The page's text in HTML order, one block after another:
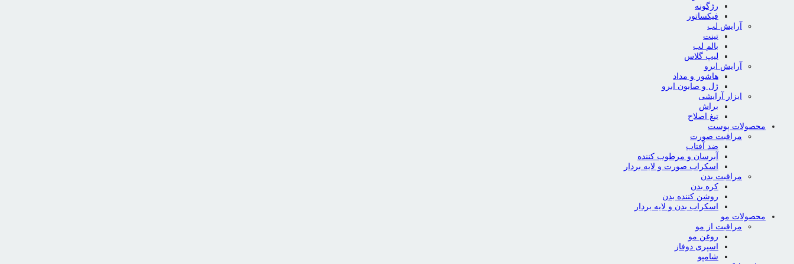
رژگونه
فیکساتور
آرایش لب
تینت
بالم لب
لیپ گلاس
آرایش ابرو
هاشور و مداد
ژل و صابون ابرو
ابزار آرایشی
براش
تیغ اصلاح
محصولات پوست
مراقبت صورت
ضد آفتاب
آبرسان و مرطوب کننده
اسکراب صورت و لایه بردار
مراقبت بدن
کره بدن
روشن کننده بدن
اسکراب بدن و لایه بردار
محصولات مو
مراقبت از مو
روغن مو
اسپری دوفاز
شامپو